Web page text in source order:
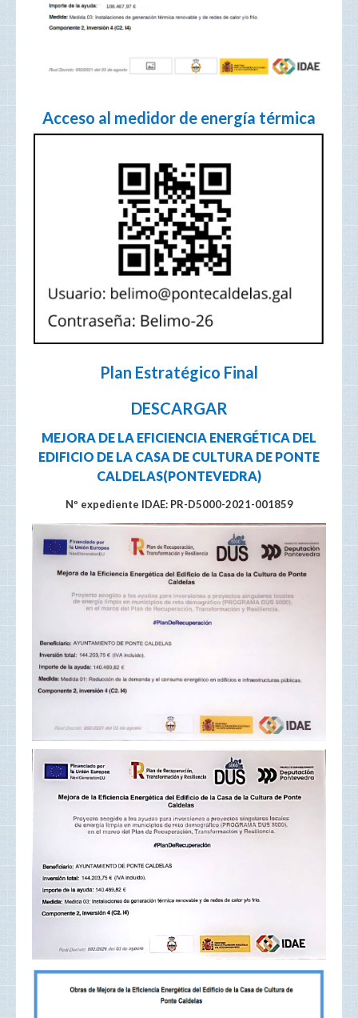
Acceso al medidor de energía térmica
Plan Estratégico Final
DESCARGAR
MEJORA DE LA EFICIENCIA ENERGÉTICA DEL
EDIFICIO DE LA CASA DE CULTURA DE PONTE
CALDELAS(PONTEVEDRA)
Nº expediente IDAE: PR-D5000-2021-001859